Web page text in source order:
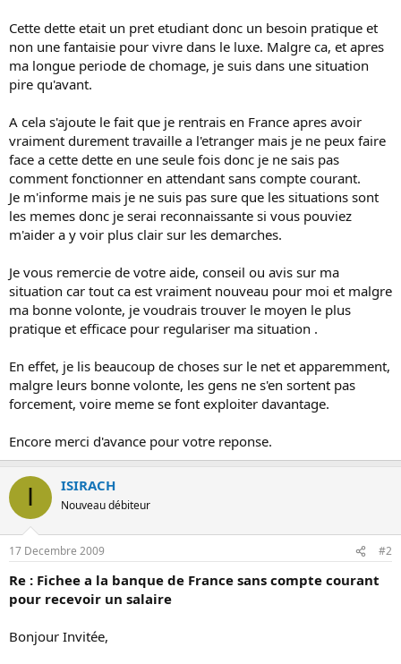
Cette dette etait un pret etudiant donc un besoin pratique et
non une fantaisie pour vivre dans le luxe. Malgre ca, et apres
ma longue periode de chomage, je suis dans une situation
pire qu'avant.
A cela s'ajoute le fait que je rentrais en France apres avoir
vraiment durement travaille a l'etranger mais je ne peux faire
face a cette dette en une seule fois donc je ne sais pas
comment fonctionner en attendant sans compte courant.
Je m'informe mais je ne suis pas sure que les situations sont
les memes donc je serai reconnaissante si vous pouviez
m'aider a y voir plus clair sur les demarches.
Je vous remercie de votre aide, conseil ou avis sur ma
situation car tout ca est vraiment nouveau pour moi et malgre
ma bonne volonte, je voudrais trouver le moyen le plus
pratique et efficace pour regulariser ma situation .
En effet, je lis beaucoup de choses sur le net et apparemment,
malgre leurs bonne volonte, les gens ne s'en sortent pas
forcement, voire meme se font exploiter davantage.
Encore merci d'avance pour votre reponse.
I ISIRACH
Nouveau débiteur
17 Decembre 2009 #2
Re : Fichee a la banque de France sans compte courant
pour recevoir un salaire
Bonjour Invitée,